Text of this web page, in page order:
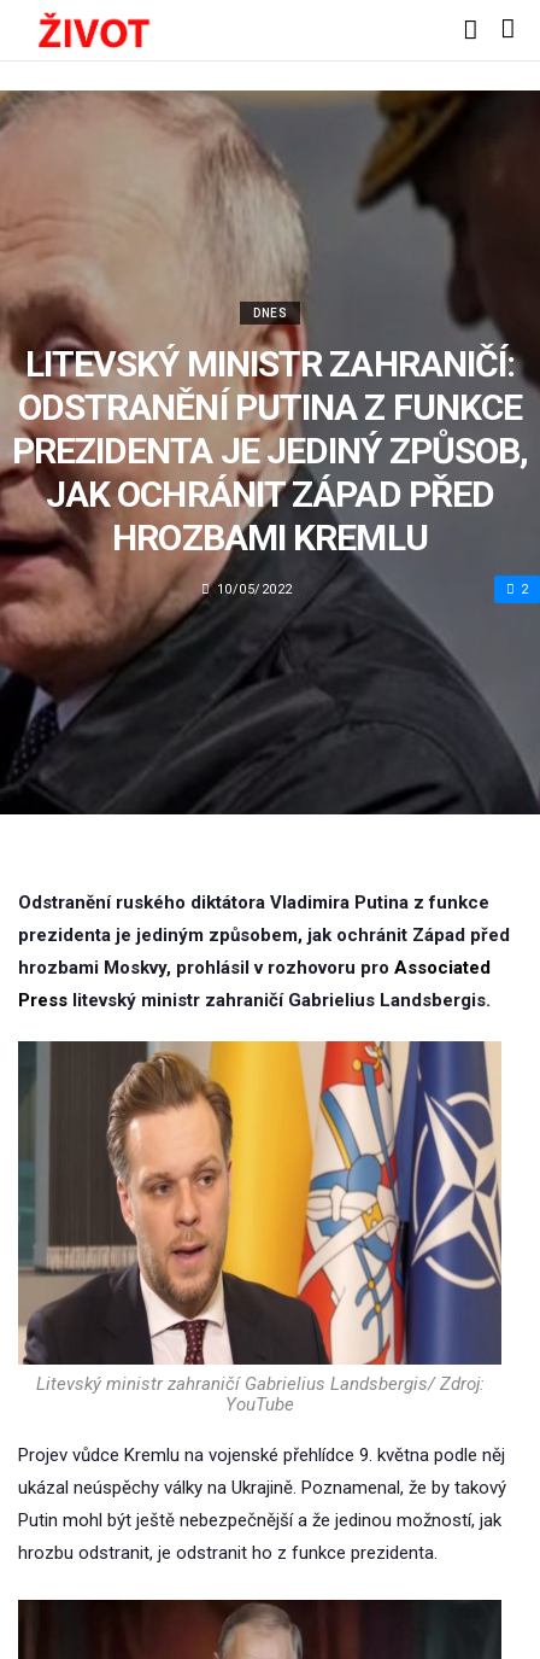
DNES
LITEVSKÝ MINISTR ZAHRANIČÍ:
ODSTRANĚNÍ PUTINA Z FUNKCE
PREZIDENTA JE JEDINÝ ZPŮSOB,
JAK OCHRÁNIT ZÁPAD PŘED
HROZBAMI KREMLU
10/05/2022 2
Odstranění ruského diktátora Vladimira Putina z funkce
prezidenta je jediným způsobem, jak ochránit Západ před
hrozbami Moskvy, prohlásil v rozhovoru pro Associated
Press litevský ministr zahraničí Gabrielius Landsbergis.
Litevský ministr zahraničí Gabrielius Landsbergis/ Zdroj:
YouTube
Projev vůdce Kremlu na vojenské přehlídce 9. května podle něj
ukázal neúspěchy války na Ukrajině. Poznamenal, že by takový
Putin mohl být ještě nebezpečnější a že jedinou možností, jak
hrozbu odstranit, je odstranit ho z funkce prezidenta.